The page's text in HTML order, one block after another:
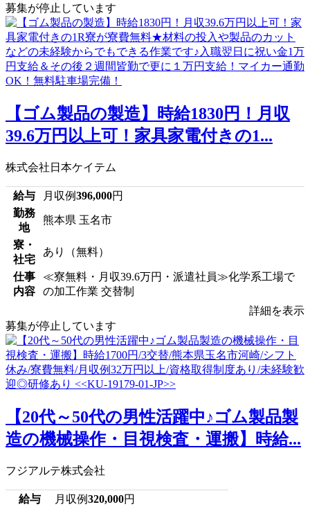
募集が停止しています
【ゴム製品の製造】時給1830円！月収
39.6万円以上可！家具家電付きの1...
株式会社日本ケイテム
給与 月収例396,000円
勤務
地
熊本県 玉名市
寮・
社宅
あり（無料）
仕事
内容
≪寮無料・月収39.6万円・派遣社員≫化学系工場で
の加工作業 交替制
詳細を表示
募集が停止しています
【20代～50代の男性活躍中♪ゴム製品製
造の機械操作・目視検査・運搬】時給...
フジアルテ株式会社
給与 月収例320,000円